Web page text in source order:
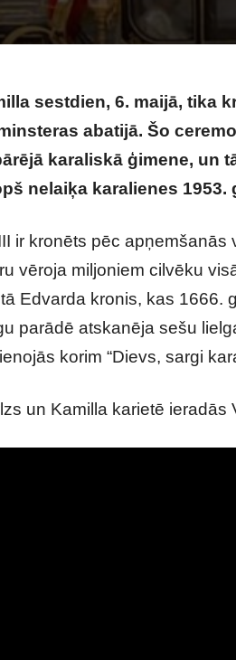
sestdien, 6. maijā, tika
abatijā. Šo
karaliskā ģimene, un
nelaiķa karalienes 1953.
ir kronēts pēc
vēroja miljoniem cilvēku
Edvarda kronis, kas 1666.
parādē atskanēja sešu
korim “Dievs, sargi
un Kamilla karietē ieradās